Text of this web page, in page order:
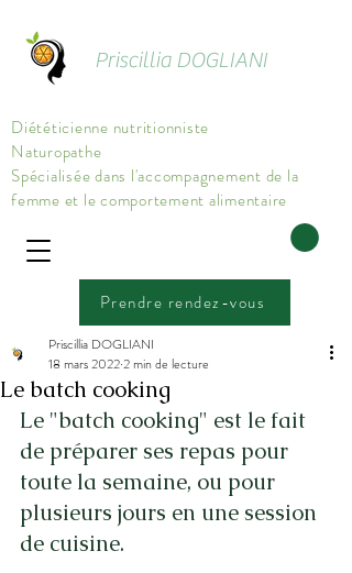
Priscillia DOGLIANI
Prendre rendez-vous
Diététicienne nutritionniste
Naturopathe
Spécialisée dans l'accompagnement de la
femme et le comportement alimentaire
Le batch cooking
Priscillia DOGLIANI
18 mars 20222 min de lecture
Le "batch cooking" est le fait
de préparer ses repas pour
toute la semaine, ou pour
plusieurs jours en une session
de cuisine.